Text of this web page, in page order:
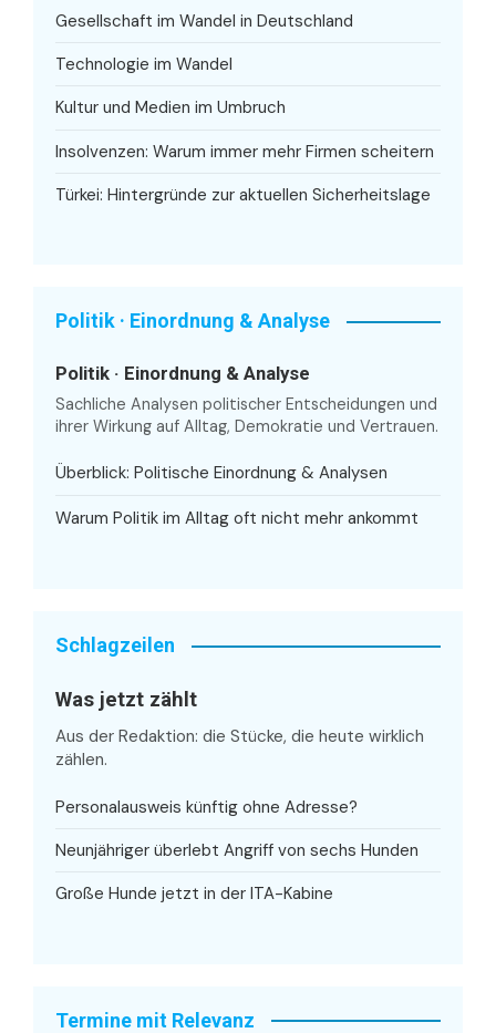
Gesellschaft im Wandel in Deutschland
Technologie im Wandel
Kultur und Medien im Umbruch
Insolvenzen: Warum immer mehr Firmen scheitern
Türkei: Hintergründe zur aktuellen Sicherheitslage
Politik · Einordnung & Analyse
Politik · Einordnung & Analyse
Sachliche Analysen politischer Entscheidungen und
ihrer Wirkung auf Alltag, Demokratie und Vertrauen.
Überblick: Politische Einordnung & Analysen
Warum Politik im Alltag oft nicht mehr ankommt
Schlagzeilen
Was jetzt zählt
Aus der Redaktion: die Stücke, die heute wirklich
zählen.
Personalausweis künftig ohne Adresse?
Neunjähriger überlebt Angriff von sechs Hunden
Große Hunde jetzt in der ITA-Kabine
Termine mit Relevanz